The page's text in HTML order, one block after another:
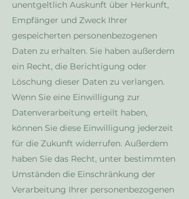
unentgeltlich Auskunft über Herkunft,
Empfänger und Zweck Ihrer
gespeicherten personenbezogenen
Daten zu erhalten. Sie haben außerdem
ein Recht, die Berichtigung oder
Löschung dieser Daten zu verlangen.
Wenn Sie eine Einwilligung zur
Datenverarbeitung erteilt haben,
können Sie diese Einwilligung jederzeit
für die Zukunft widerrufen. Außerdem
haben Sie das Recht, unter bestimmten
Umständen die Einschränkung der
Verarbeitung Ihrer personenbezogenen